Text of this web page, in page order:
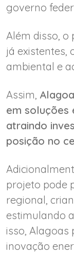
governo
Além disso,
já existentes,
ambiental e
Assim,
em soluções
atraindo
posição no
projeto pode
regional,
estimulando
isso, Alagoas
inovação